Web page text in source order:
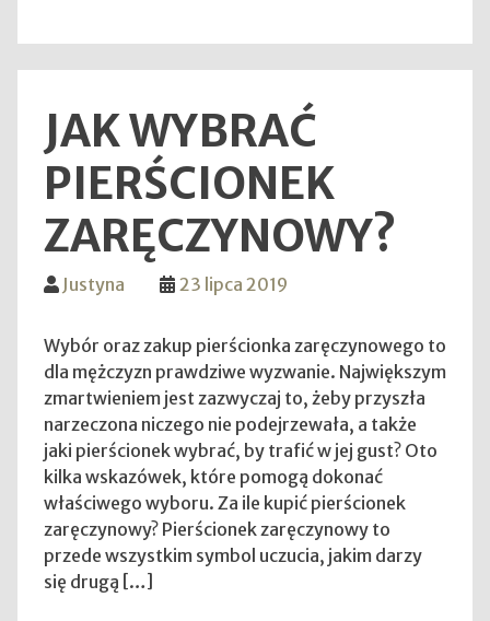
JAK WYBRAĆ
PIERŚCIONEK
ZARĘCZYNOWY?
Justyna 23 lipca 2019
Wybór oraz zakup pierścionka zaręczynowego to
dla mężczyzn prawdziwe wyzwanie. Największym
zmartwieniem jest zazwyczaj to, żeby przyszła
narzeczona niczego nie podejrzewała, a także
jaki pierścionek wybrać, by trafić w jej gust? Oto
kilka wskazówek, które pomogą dokonać
właściwego wyboru. Za ile kupić pierścionek
zaręczynowy? Pierścionek zaręczynowy to
przede wszystkim symbol uczucia, jakim darzy
się drugą […]